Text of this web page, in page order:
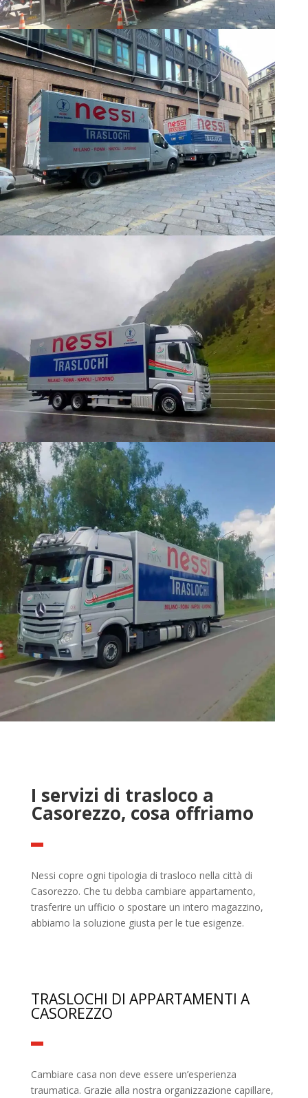
I servizi di trasloco a
Casorezzo, cosa offriamo
Nessi copre ogni tipologia di trasloco nella città di
Casorezzo. Che tu debba cambiare appartamento,
trasferire un ufficio o spostare un intero magazzino,
abbiamo la soluzione giusta per le tue esigenze.
TRASLOCHI DI APPARTAMENTI A
CASOREZZO
Cambiare casa non deve essere un’esperienza
traumatica. Grazie alla nostra organizzazione capillare,